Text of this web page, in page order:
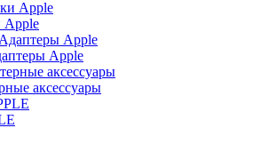
Apple
аксессуары